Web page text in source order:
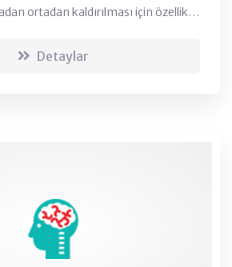
ortadan kaldırılması için özellikle
Detaylar